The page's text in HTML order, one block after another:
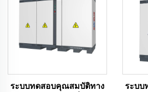
ระบบทดสอบคุณสมบัติทาง
ระบบ